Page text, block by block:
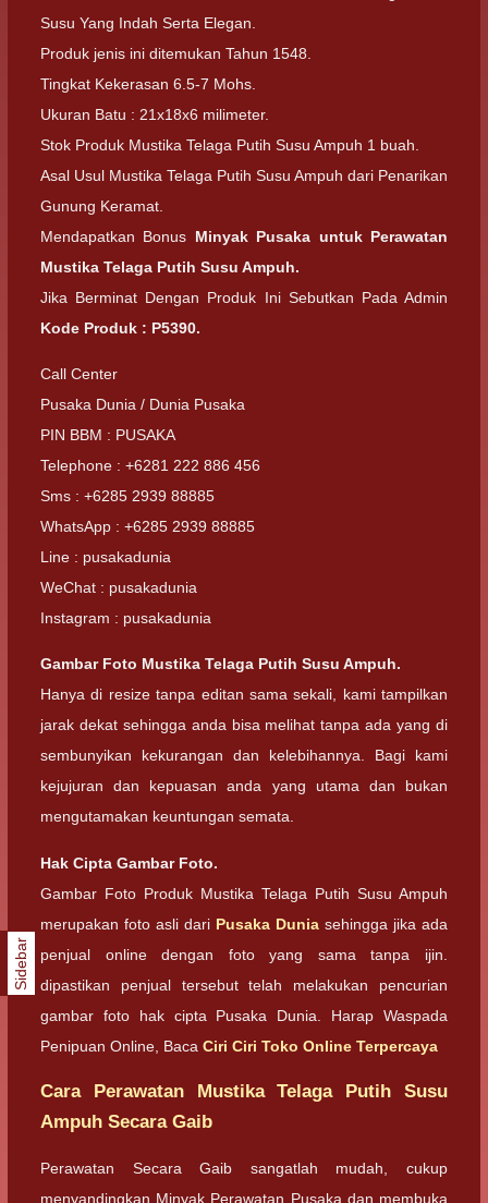
Susu Yang Indah Serta Elegan.
Produk jenis ini ditemukan Tahun 1548.
Tingkat Kekerasan 6.5-7 Mohs.
Ukuran Batu : 21x18x6 milimeter.
Stok Produk Mustika Telaga Putih Susu Ampuh 1 buah.
Asal Usul Mustika Telaga Putih Susu Ampuh dari Penarikan
Gunung Keramat.
Mendapatkan Bonus Minyak Pusaka untuk Perawatan
Mustika Telaga Putih Susu Ampuh.
Jika Berminat Dengan Produk Ini Sebutkan Pada Admin
Kode Produk : P5390.
Call Center
Pusaka Dunia / Dunia Pusaka
PIN BBM : PUSAKA
Telephone : +6281 222 886 456
Sms : +6285 2939 88885
WhatsApp : +6285 2939 88885
Line : pusakadunia
WeChat : pusakadunia
Instagram : pusakadunia
Gambar Foto Mustika Telaga Putih Susu Ampuh.
Hanya di resize tanpa editan sama sekali, kami tampilkan
jarak dekat sehingga anda bisa melihat tanpa ada yang di
sembunyikan kekurangan dan kelebihannya. Bagi kami
kejujuran dan kepuasan anda yang utama dan bukan
mengutamakan keuntungan semata.
Hak Cipta Gambar Foto.
Gambar Foto Produk Mustika Telaga Putih Susu Ampuh
merupakan foto asli dari Pusaka Dunia sehingga jika ada
penjual online dengan foto yang sama tanpa ijin.
dipastikan penjual tersebut telah melakukan pencurian
gambar foto hak cipta Pusaka Dunia. Harap Waspada
Penipuan Online, Baca Ciri Ciri Toko Online Terpercaya
Cara Perawatan Mustika Telaga Putih Susu
Ampuh Secara Gaib
Perawatan Secara Gaib sangatlah mudah, cukup
menyandingkan Minyak Perawatan Pusaka dan membuka
Sidebar